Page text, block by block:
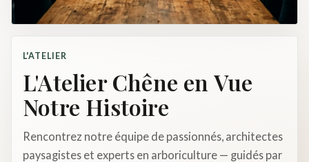
échange.
Conception, plantation & entretien sur
mesure.
L'ATELIER
L'Atelier Chêne en Vue
Notre Histoire
Rencontrez notre équipe de passionnés, architectes
paysagistes et experts en arboriculture — guidés par